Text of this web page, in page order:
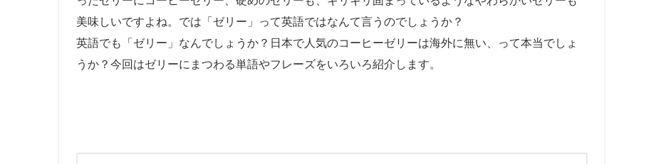
美味しいですよね。では「ゼリー」って英語ではなんて言うのでしょうか？
英語でも「ゼリー」なんでしょうか？日本で人気のコーヒーゼリーは海外に無い、って本当でしょ
うか？今回はゼリーにまつわる単語やフレーズをいろいろ紹介します。